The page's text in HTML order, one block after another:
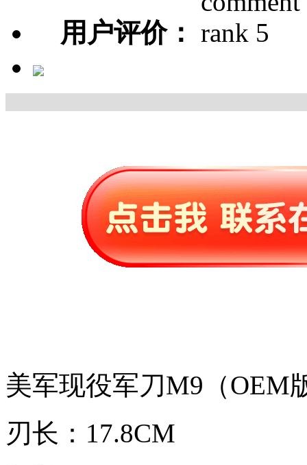
用户评价：
美军现役军刀M9（OEM
刃长：17.8CM